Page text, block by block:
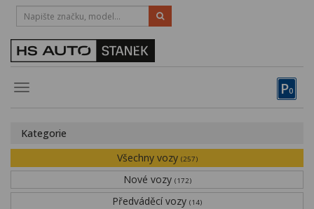
P0
Toggle
HOTLINE:
STRAKONICE-383 335 366
Obytné vozy
Kategorie
Všechny vozy (257)
Nové vozy (172)
Předváděcí vozy (14)